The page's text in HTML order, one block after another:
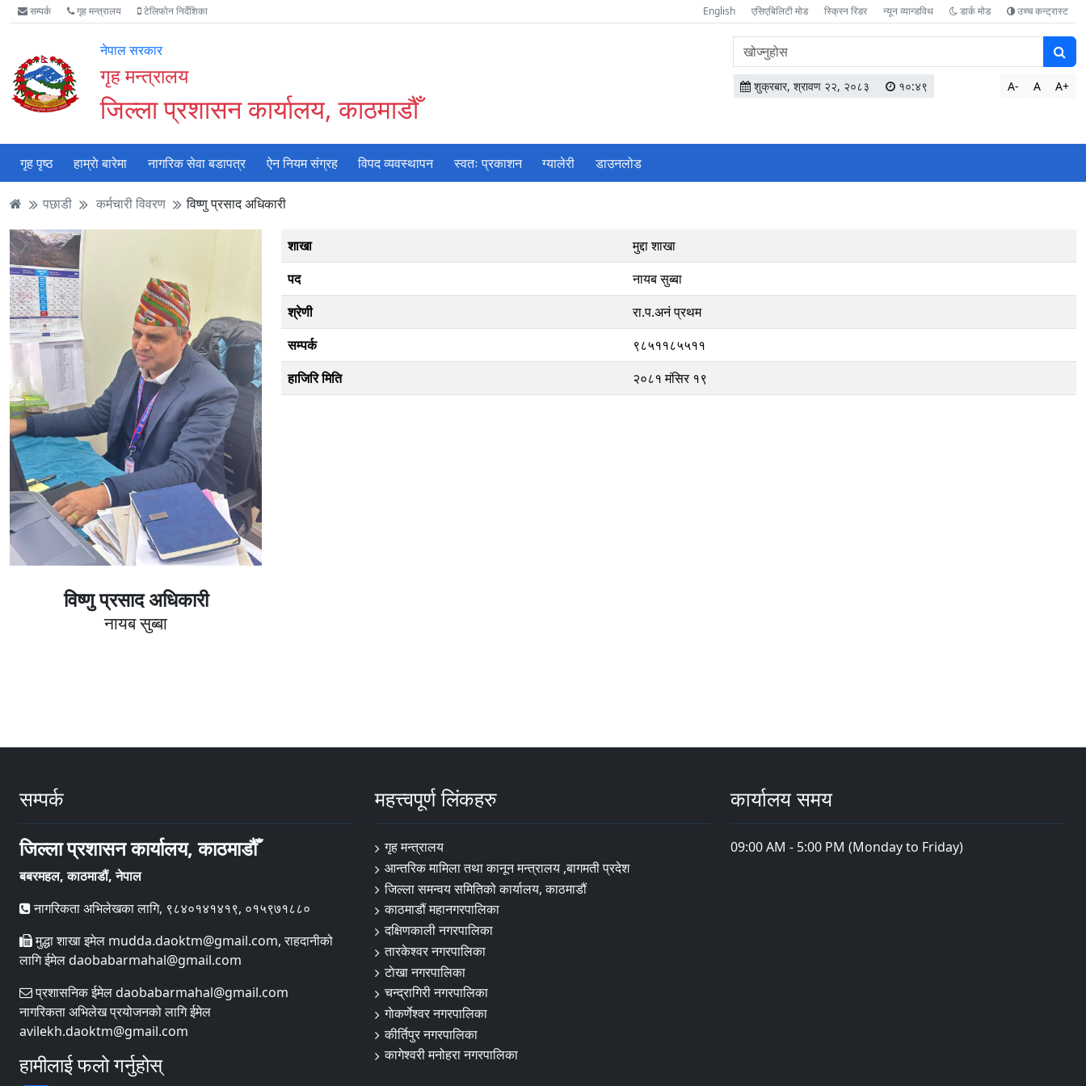
Accessibility
Mode
गर्नुहोस्
मुख्य
सामाग्री
मुख्य
नेभिगेसन
वेबसाइट
खोजमा
सम्पर्क गृह मन्त्रालय टेलिफोन निर्देशिका English एसिएबिलिटी मोड स्क्रिन रिडर न्यून व्यान्डविथ डार्क मोड उच्च कन्ट्रास्ट
नेपाल सरकार
गृह मन्त्रालय
जिल्ला प्रशासन कार्यालय, काठमाडौँ
वेबसाइटमा
सामग्री
खोज्नुहोस
शुक्रबार, श्रावण २२, २०८३ १०:४९ A- A A+
गृह पृष्ठ हाम्राे बारेमा नागरिक सेवा बडापत्र ऐन नियम संग्रह विपद व्यवस्थापन स्वतः प्रकाशन ग्यालेरी डाउनलोड
पछाडी कर्मचारी विवरण विष्णु प्रसाद अधिकारी
विष्णु प्रसाद अधिकारी
नायब सुब्बा
शाखा
मुद्दा शाखा
पद
नायब सुब्बा
श्रेणी
रा.प.अनं प्रथम
सम्पर्क
९८५११८५५११
हाजिरि मिति
२०८१ मंसिर १९
सम्पर्क
जिल्ला प्रशासन कार्यालय, काठमाडौँ
बबरमहल, काठमाडौं, नेपाल
नागरिकता अभिलेखका लागि, ९८४०१४१४१९, ०१५९७१८८०
मुद्धा शाखा इमेल mudda.daoktm@gmail.com, राहदानीको
लागि ईमेल daobabarmahal@gmail.com
प्रशासनिक ईमेल daobabarmahal@gmail.com
नागरिकता अभिलेख प्रयोजनको लागि ईमेल
avilekh.daoktm@gmail.com
हामीलाई फलो गर्नुहोस्
महत्त्वपूर्ण लिंकहरु
गृह मन्त्रालय
आन्तरिक मामिला तथा कानून मन्त्रालय ,बागमती प्रदेश
जिल्ला समन्वय समितिको कार्यालय, काठमाडौं
काठमाडौं महानगरपालिका
दक्षिणकाली नगरपालिका
तारकेश्वर नगरपालिका
टाेखा नगरपालिका
चन्द्रागिरी नगरपालिका
गाेकर्णेश्वर नगरपालिका
कीर्तिपुर नगरपालिका
कागेश्वरी मनोहरा नगरपालिका
कार्यालय समय
09:00 AM - 5:00 PM (Monday to Friday)